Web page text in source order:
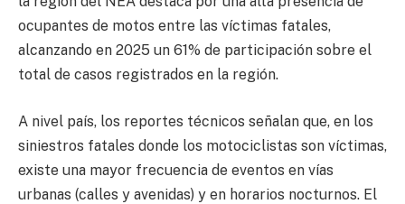
ocupantes de motos entre las víctimas fatales,
alcanzando en 2025 un 61% de participación sobre el
total de casos registrados en la región.
A nivel país, los reportes técnicos señalan que, en los
siniestros fatales donde los motociclistas son víctimas,
existe una mayor frecuencia de eventos en vías
urbanas (calles y avenidas) y en horarios nocturnos. El